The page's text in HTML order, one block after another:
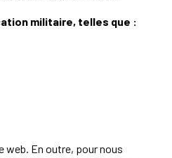
militaire, telles que :
web. En outre, pour nous